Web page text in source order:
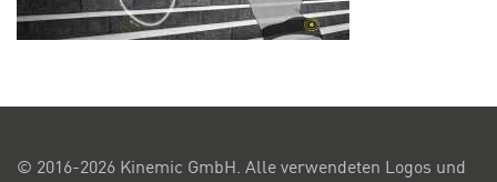
© 2016-2026 Kinemic GmbH. Alle verwendeten Logos und